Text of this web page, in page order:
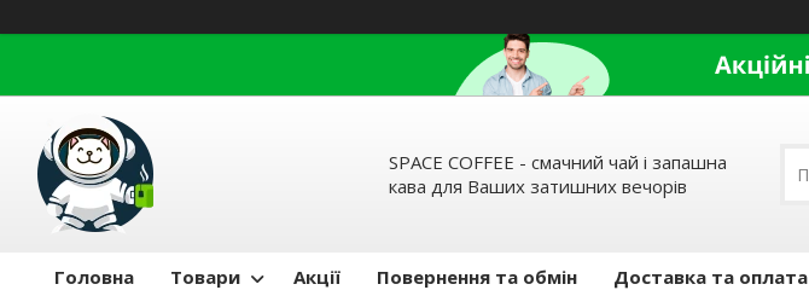
SPACE COFFEE - смачний чай і запашна
кава для Ваших затишних вечорів
Головна Товари Акції Повернення та обмін Доставка та оплата